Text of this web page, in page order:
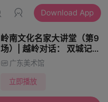
Download App
岭南文化名家大讲堂（第9
场）| 越岭对话： 双城记视
角下岭南画学的地域突破与
时代转型（主讲人：林蓝）
广东美术馆
立即播放